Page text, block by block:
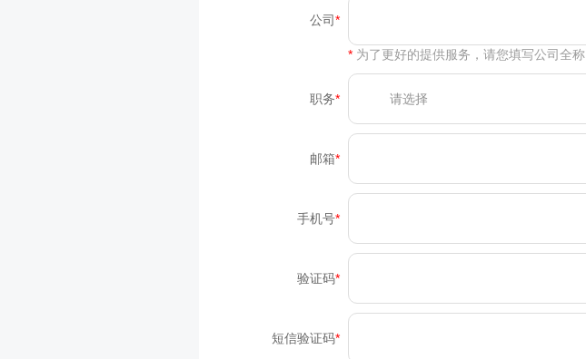
公司
* 为了更好的提供服务，请您填写公司全称
职务 请选择
邮箱
手机号
验证码
短信验证码